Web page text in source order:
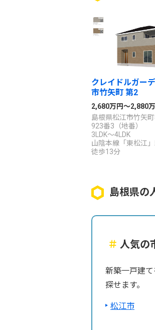
クレイドルガー
市竹矢町 第2
2,680万円～2,880
島根県松江市竹矢
923番3（地番）
3LDK～4LDK
山陰本線「東松江
徒歩13分
島根県の
＃ 人気の
新築一戸建
探せます。
松江市